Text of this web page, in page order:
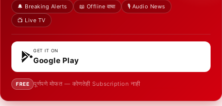
🔔 Breaking Alerts 📖 Offline वाचा
🎙️ Audio News
📺 Live TV
GET IT ON
Google Play
FREE पूर्णपणे मोफत — कोणतेही Subscription नाही